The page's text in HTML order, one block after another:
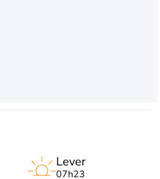
Lever
07h23